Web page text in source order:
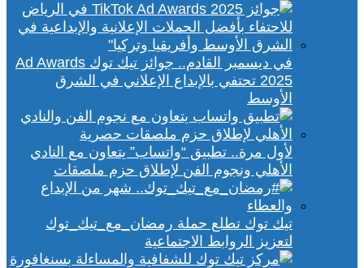
في ديسمبر القادم.. جوائز تيك توك Ad Awards
2025 تحتفي بالإبداع الإعلاني في الشرق
الأوسط
لأول مرة.. تطبيق “واتساب” يتعاون مع النادي
الأهلي ونجوم الفن لإطلاق حزم ملصقات
تيك توك تطلع حملة رمضان_مع_تيك_توك
لتعزيز الروابط الاجتماعية